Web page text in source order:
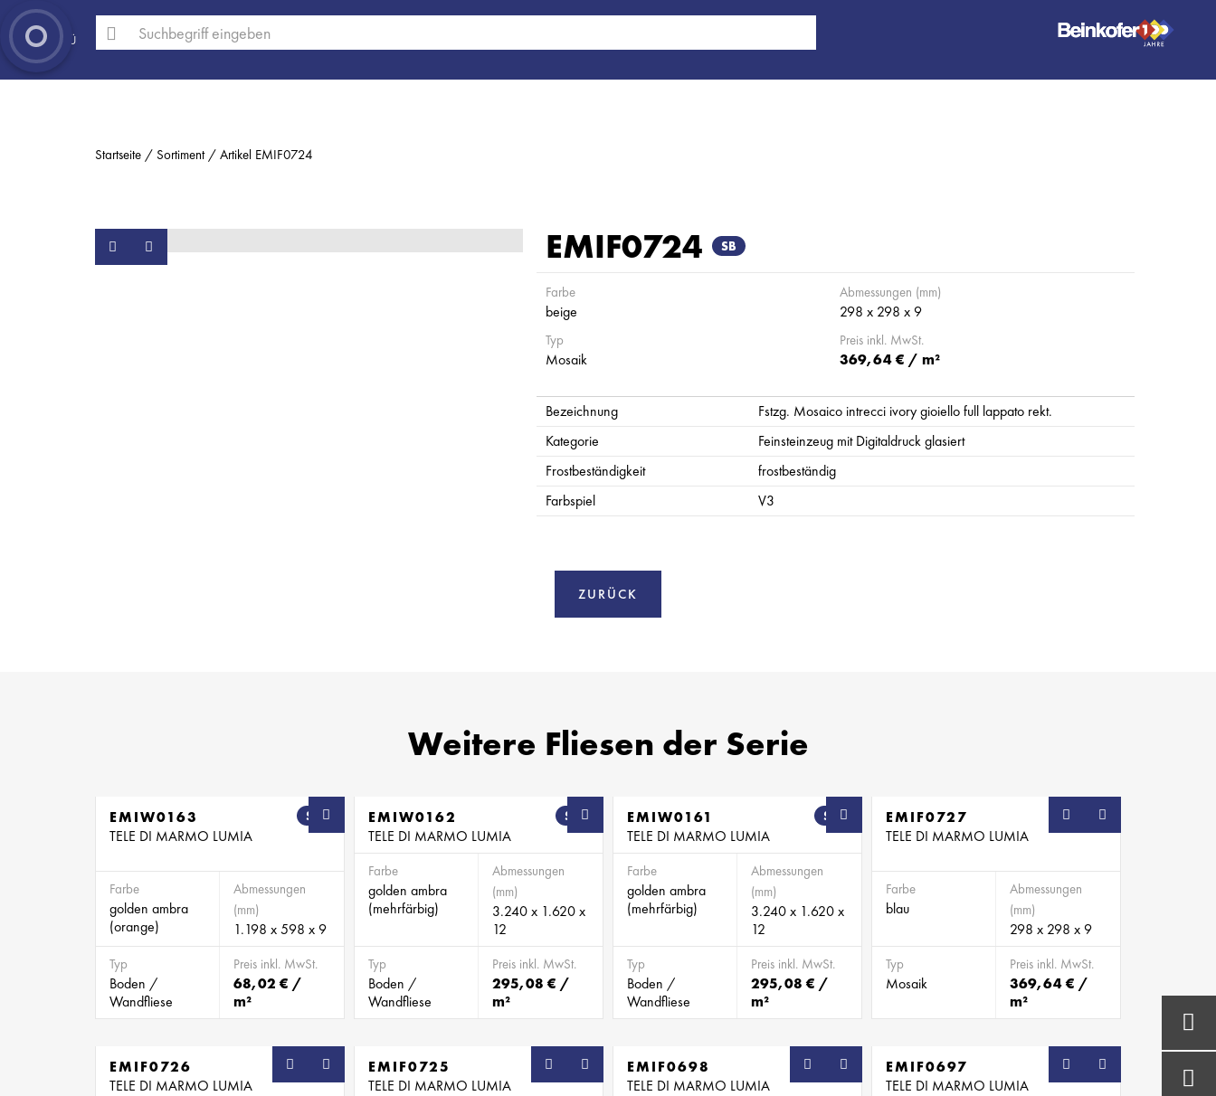
MENÜ
Startseite Sortiment Artikel EMIF0724
EMIF0724 SB
Farbe
beige
Abmessungen (mm)
298 x 298 x 9
Typ
Mosaik
Preis inkl. MwSt.
369,64 € / m²
Bezeichnung
Fstzg. Mosaico intrecci ivory gioiello full lappato rekt.
Kategorie
Feinsteinzeug mit Digitaldruck glasiert
Frostbeständigkeit
frostbeständig
Farbspiel
V3
ZURÜCK
Weitere Fliesen der Serie
SB
EMIW0163
TELE DI MARMO LUMIA
Farbe
golden ambra
(orange)
Abmessungen
(mm)
1.198 x 598 x 9
Typ
Boden /
Wandfliese
Preis inkl. MwSt.
68,02 € /
m²
SB
EMIW0162
TELE DI MARMO LUMIA
Farbe
golden ambra
(mehrfärbig)
Abmessungen
(mm)
3.240 x 1.620 x
12
Typ
Boden /
Wandfliese
Preis inkl. MwSt.
295,08 € /
m²
SB
EMIW0161
TELE DI MARMO LUMIA
Farbe
golden ambra
(mehrfärbig)
Abmessungen
(mm)
3.240 x 1.620 x
12
Typ
Boden /
Wandfliese
Preis inkl. MwSt.
295,08 € /
m²
EMIF0727
TELE DI MARMO LUMIA
Farbe
blau
Abmessungen
(mm)
298 x 298 x 9
Typ
Mosaik
Preis inkl. MwSt.
369,64 € /
m²
EMIF0726
TELE DI MARMO LUMIA
EMIF0725
TELE DI MARMO LUMIA
EMIF0698
TELE DI MARMO LUMIA
EMIF0697
TELE DI MARMO LUMIA